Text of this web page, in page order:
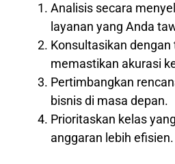
Analisis secara
layanan yang Anda
Konsultasikan
memastikan akurasi
Pertimbangkan
bisnis di masa depan.
Prioritaskan kelas
anggaran lebih efisien.